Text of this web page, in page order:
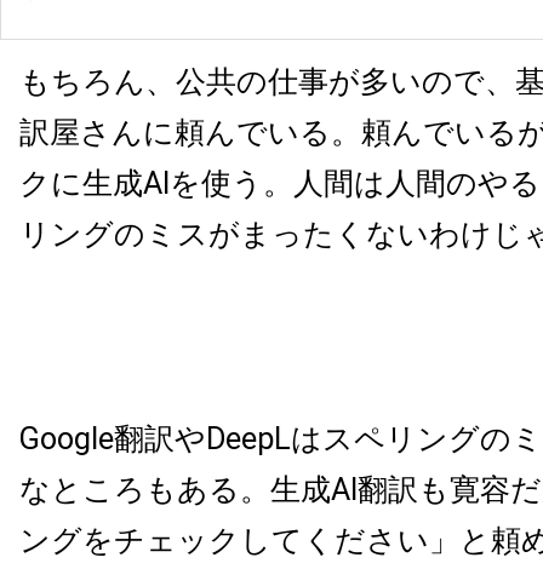
もちろん、公共の仕事が多いので、
訳屋さんに頼んでいる。頼んでいる
クに生成AIを使う。人間は人間のや
リングのミスがまったくないわけじ
Google翻訳やDeepLはスペリングの
なところもある。生成AI翻訳も寛容
ングをチェックしてください」と頼